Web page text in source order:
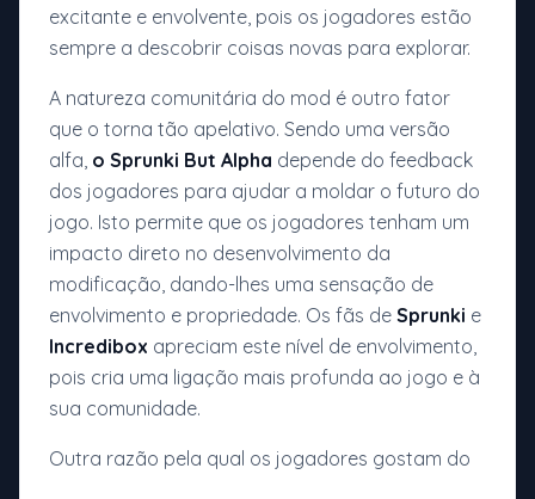
excitante e envolvente, pois os jogadores estão
sempre a descobrir coisas novas para explorar.
A natureza comunitária do mod é outro fator
que o torna tão apelativo. Sendo uma versão
alfa, o Sprunki But Alpha depende do feedback
dos jogadores para ajudar a moldar o futuro do
jogo. Isto permite que os jogadores tenham um
impacto direto no desenvolvimento da
modificação, dando-lhes uma sensação de
envolvimento e propriedade. Os fãs de Sprunki e
Incredibox apreciam este nível de envolvimento,
pois cria uma ligação mais profunda ao jogo e à
sua comunidade.
Outra razão pela qual os jogadores gostam do